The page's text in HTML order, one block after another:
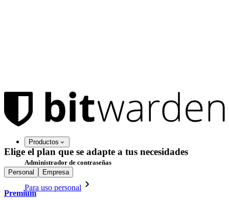
Productos
Administrador de contraseñas
Para uso personal
Elige el plan que se adapte a tus necesidades
Personal Empresa
Premium